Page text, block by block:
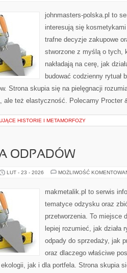
johnmasters-polska.pl to
interesują się
trafne decyzje zakupowe
stworzone z myślą o tych,
nakładają na cerę, jak
budować codzienny rytuał
Strona skupia się na pielęgnacji
ale też elastyczność. Polecamy
HISTORIE I METAMORFOZY
ODPADÓW
LUT - 23 - 2026 MOŻLIWOŚĆ
makmetalik.pl to serwis
tematyce odzysku oraz
przetworzenia. To miejsce
lepiej rozumieć, jak działa
odpady do sprzedaży, jak
oraz dlaczego właściwe
jak i dla portfela. Strona skupia